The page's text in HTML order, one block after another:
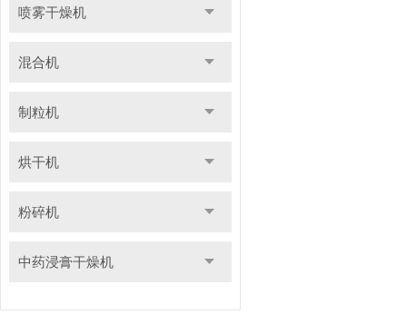
喷雾干燥机
混合机
制粒机
烘干机
粉碎机
中药浸膏干燥机